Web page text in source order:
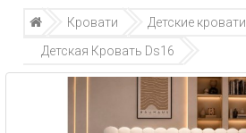
Кровати
Детские кровати
Детская Кровать Ds16